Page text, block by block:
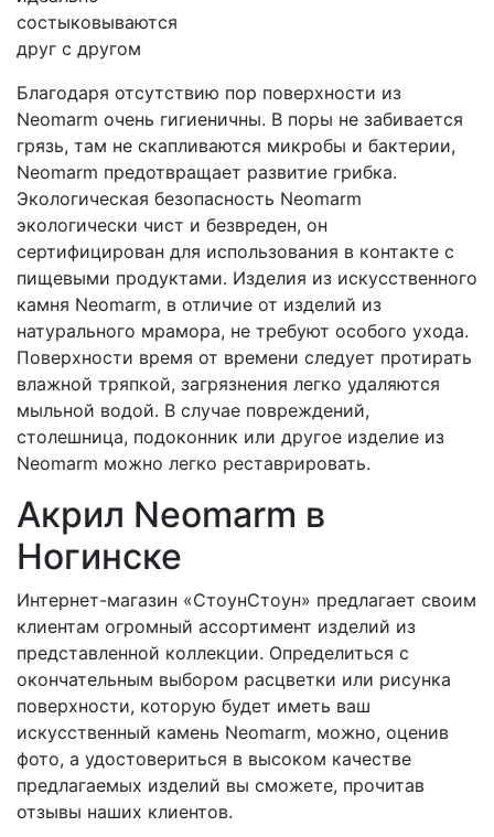
состыковываются
друг с другом
Благодаря отсутствию пор поверхности из
Neomarm очень гигиеничны. В поры не забивается
грязь, там не скапливаются микробы и бактерии,
Neomarm предотвращает развитие грибка.
Экологическая безопасность Neomarm
экологически чист и безвреден, он
сертифицирован для использования в контакте с
пищевыми продуктами. Изделия из искусственного
камня Neomarm, в отличие от изделий из
натурального мрамора, не требуют особого ухода.
Поверхности время от времени следует протирать
влажной тряпкой, загрязнения легко удаляются
мыльной водой. В случае повреждений,
столешница, подоконник или другое изделие из
Neomarm можно легко реставрировать.
Акрил Neomarm в
Ногинске
Интернет-магазин «СтоунСтоун» предлагает своим
клиентам огромный ассортимент изделий из
представленной коллекции. Определиться с
окончательным выбором расцветки или рисунка
поверхности, которую будет иметь ваш
искусственный камень Neomarm, можно, оценив
фото, а удостовериться в высоком качестве
предлагаемых изделий вы сможете, прочитав
отзывы наших клиентов.